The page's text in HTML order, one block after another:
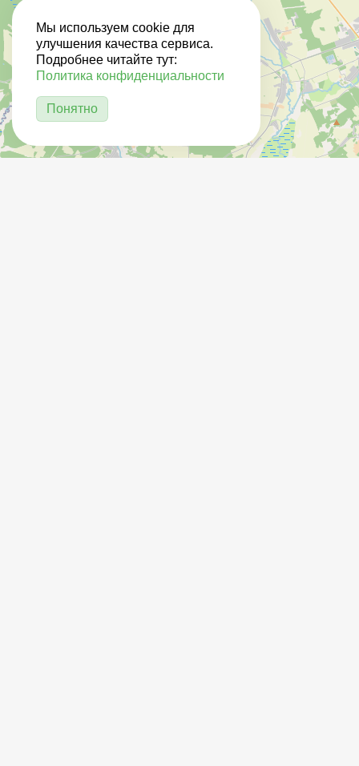
Мы используем cookie для
улучшения качества сервиса.
Подробнее читайте тут:
Политика конфиденциальности
Понятно